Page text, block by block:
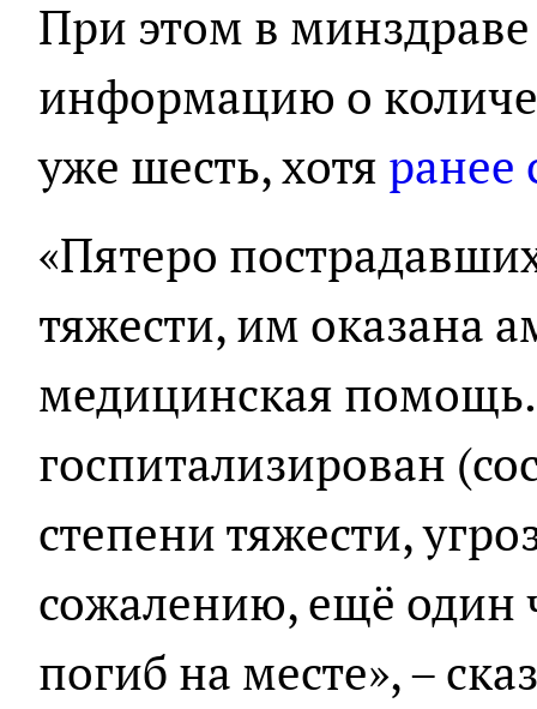
При этом в
информацию о
уже шесть, хотя ранее
«Пятеро
тяжести, им оказана
медицинская
госпитализирован
степени тяжести,
сожалению, ещё один
погиб на месте», –